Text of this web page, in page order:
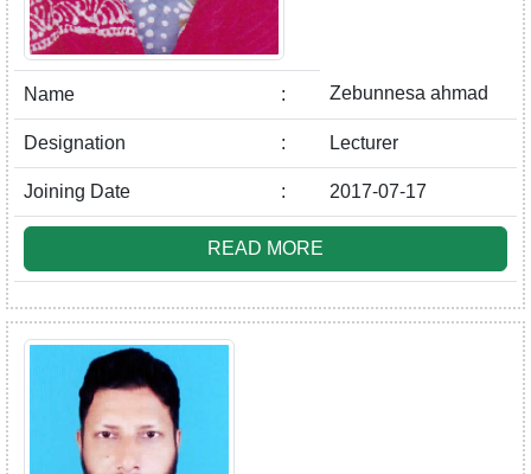
Name : Zebunnesa ahmad
Designation : Lecturer
Joining Date : 2017-07-17
READ MORE